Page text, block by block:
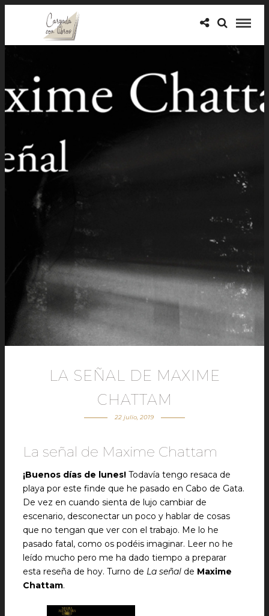
LA SEÑAL DE MAXIME
CHATTAM
22 julio, 2019
La señal de Maxime Chattam
¡Buenos días de lunes! Todavía tengo resaca de
playa por este finde que he pasado en Cabo de Gata.
De vez en cuando sienta de lujo cambiar de
escenario, desconectar un poco y hablar de cosas
que no tengan que ver con el trabajo. Me lo he
pasado fatal, como os podéis imaginar. Leer no he
leído mucho pero me ha dado tiempo a preparar
esta reseña de hoy. Turno de La señal de Maxime
Chattam.